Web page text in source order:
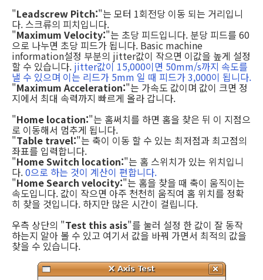
"Leadscrew Pitch:"는 모터 1회전당 이동 되는 거리입니
다. 스크류의 피치입니다.
"Maximum Velocity:"는 초당 피드입니다. 분당 피드를 60
으로 나누면 초당 피드가 됩니다. Basic machine
information설정 부분의 jitter값이 작으면 이값을 높게 설정
할 수 있습니다. jitter값이 15,000이면 50mm/s까지 속도를
낼 수 있으며 이는 리드가 5mm 일 때 피드가 3,000이 됩니다.
"Maximum Acceleration:"는 가속도 값이며 값이 크면 정
지에서 최대 속력까지 빠르게 올라 갑니다.
"Home location:"는 홈써치를 하면 홈을 찾은 뒤 이 지점으
로 이동해서 멈추게 됩니다.
"Table travel:"는 축이 이동 할 수 있는 최저점과 최고점의
좌표를 입력합니다.
"Home Switch location:"는 홈 스위치가 있는 위치입니
다.0으로 하는 것이 계산이 편합니다.
"Home Search velocity:"는 홈을 찾을 때 축이 움직이는
속도입니다. 값이 작으면 아주 천천히 움직여 홈 위치를 정확
히 찾을 것입니다. 하지만 많은 시간이 걸립니다.
우측 상단의 "Test this asis"를 눌러 설정 한 값이 잘 동작
하는지 알아 볼 수 있고 여기서 값을 바꿔 가면서 최적의 값을
찾을 수 있습니다.